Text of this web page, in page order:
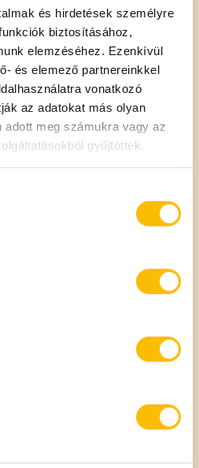
és hirdetések személyre
biztosításához,
elemzéséhez. Ezenkívül
és elemező partnereinkkel
vonatkozó
az adatokat más olyan
adott meg számukra vagy az
gyűjtöttek.
információk
underline;">
span>.</em>
helye
595 kcal
47 g
15 g
6,9 g